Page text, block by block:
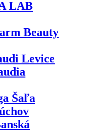
LAB
Beauty
Levice
Šaľa